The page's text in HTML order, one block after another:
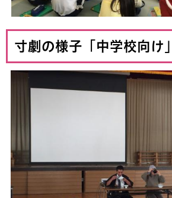
寸劇の様子「中学校向け」